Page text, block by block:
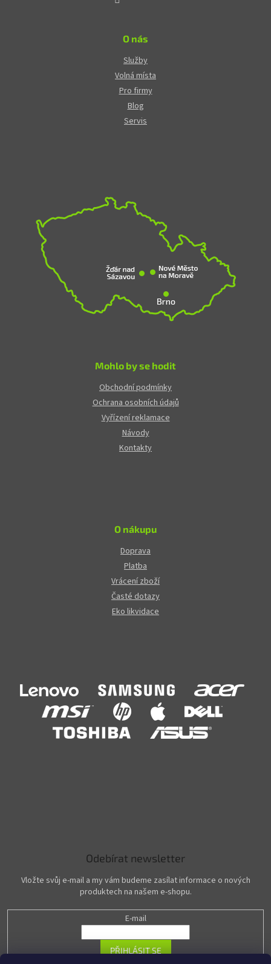
O nás
Služby
Volná místa
Pro firmy
Blog
Servis
Mohlo by se hodit
Obchodní podmínky
Ochrana osobních údajů
Vyřízení reklamace
Návody
Kontakty
O nákupu
Doprava
Platba
Vrácení zboží
Časté dotazy
Eko likvidace
Odebírat newsletter
Vložte svůj e-mail a my vám budeme zasílat informace o nových
produktech na našem e-shopu.
E-mail
PŘIHLÁSIT SE